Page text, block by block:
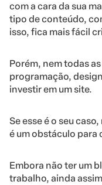
com a cara da sua
tipo de conteúdo,
isso, fica mais fácil
Porém, nem todas
programação,
investir em um site.
Se esse é o seu
é um obstáculo para
Embora não ter um
trabalho, ainda